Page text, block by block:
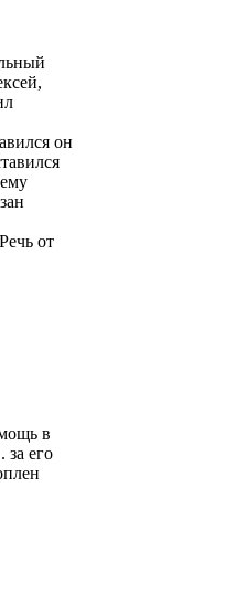
он
от
в
его